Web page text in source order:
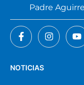
NOTICIAS
Padre